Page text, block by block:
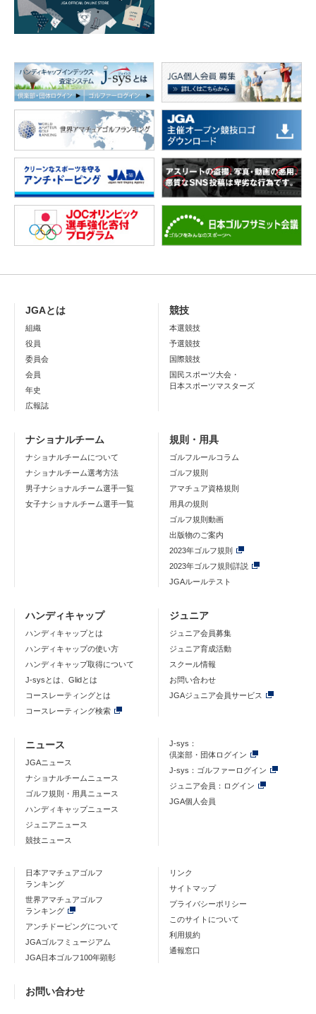
JGAとは
組織
役員
委員会
会員
年史
広報誌
競技
本選競技
予選競技
国際競技
国民スポーツ大会・
日本スポーツマスターズ
ナショナルチーム
ナショナルチームについて
ナショナルチーム選考方法
男子ナショナルチーム選手一覧
女子ナショナルチーム選手一覧
規則・用具
ゴルフルールコラム
ゴルフ規則
アマチュア資格規則
用具の規則
ゴルフ規則動画
出版物のご案内
2023年ゴルフ規則
2023年ゴルフ規則詳説
JGAルールテスト
ハンディキャップ
ハンディキャップとは
ハンディキャップの使い方
ハンディキャップ取得について
J-sysとは、Glidとは
コースレーティングとは
コースレーティング検索
ジュニア
ジュニア会員募集
ジュニア育成活動
スクール情報
お問い合わせ
JGAジュニア会員サービス
ニュース
JGAニュース
ナショナルチームニュース
ゴルフ規則・用具ニュース
ハンディキャップニュース
ジュニアニュース
競技ニュース
J-sys：
倶楽部・団体ログイン
J-sys：ゴルファーログイン
ジュニア会員：ログイン
JGA個人会員
日本アマチュアゴルフ
ランキング
世界アマチュアゴルフ
ランキング
アンチドーピングについて
JGAゴルフミュージアム
JGA日本ゴルフ100年顕彰
リンク
サイトマップ
プライバシーポリシー
このサイトについて
利用規約
通報窓口
お問い合わせ